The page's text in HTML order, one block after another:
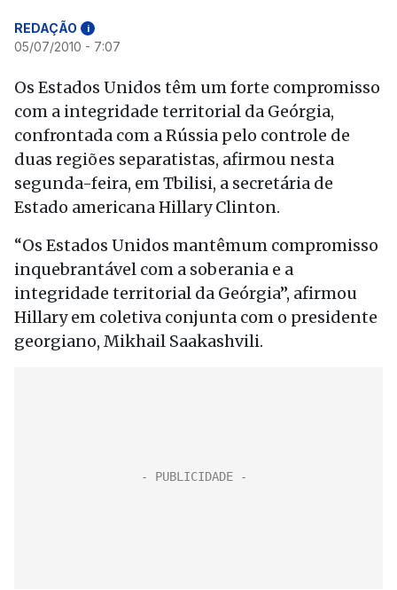
REDAÇÃO i
05/07/2010 - 7:07
Os Estados Unidos têm um forte compromisso
com a integridade territorial da Geórgia,
confrontada com a Rússia pelo controle de
duas regiões separatistas, afirmou nesta
segunda-feira, em Tbilisi, a secretária de
Estado americana Hillary Clinton.
“Os Estados Unidos mantêmum compromisso
inquebrantável com a soberania e a
integridade territorial da Geórgia”, afirmou
Hillary em coletiva conjunta com o presidente
georgiano, Mikhail Saakashvili.